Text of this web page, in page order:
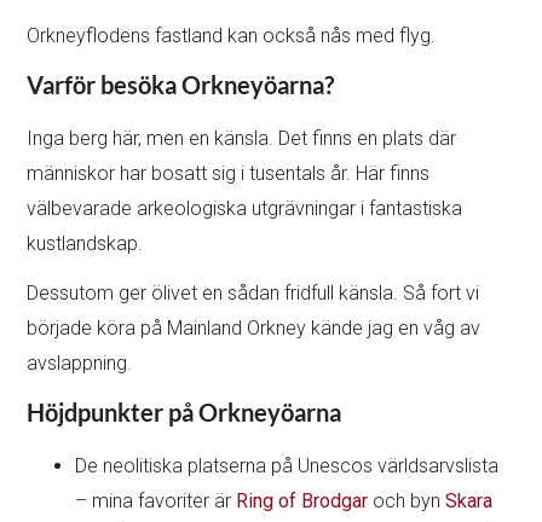
Orkneyflodens fastland kan också nås med flyg.
Varför besöka Orkneyöarna?
Inga berg här, men en känsla. Det finns en plats där
människor har bosatt sig i tusentals år. Här finns
välbevarade arkeologiska utgrävningar i fantastiska
kustlandskap.
Dessutom ger ölivet en sådan fridfull känsla. Så fort vi
började köra på Mainland Orkney kände jag en våg av
avslappning.
Höjdpunkter på Orkneyöarna
De neolitiska platserna på Unescos världsarvslista
– mina favoriter är Ring of Brodgar och bynSkara